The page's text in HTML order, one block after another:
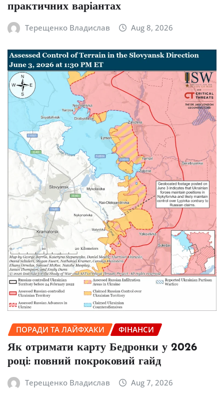
практичних варіантах
Терещенко Владислав Aug 8, 2026
ПОРАДИ ТА ЛАЙФХАКИ ФІНАНСИ
Як отримати карту Бедронки у 2026
році: повний покроковий гайд
Терещенко Владислав Aug 7, 2026